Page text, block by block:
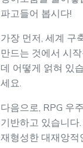
파고들어 봅시다!
가장 먼저, 세계 구
만드는 것에서 시
데 어떻게 얽혀 있
세요.
다음으로, RPG 우
기반하고 있습니다
재형성한 대재앙적